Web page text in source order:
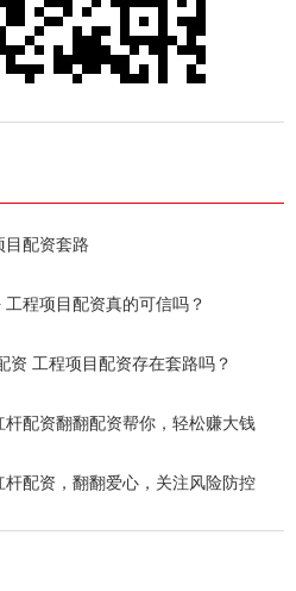
目配资套路
程项目配资真的可信吗？
资 工程项目配资存在套路吗？
配资翻翻配资帮你，轻松赚大钱
配资，翻翻爱心，关注风险防控